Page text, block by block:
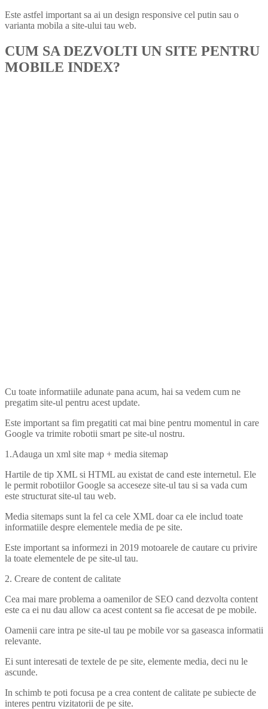
Este astfel important sa ai un design responsive cel putin sau o
varianta mobila a site-ului tau web.
CUM SA DEZVOLTI UN SITE PENTRU
MOBILE INDEX?
Cu toate informatiile adunate pana acum, hai sa vedem cum ne
pregatim site-ul pentru acest update.
Este important sa fim pregatiti cat mai bine pentru momentul in care
Google va trimite robotii smart pe site-ul nostru.
1.Adauga un xml site map + media sitemap
Hartile de tip XML si HTML au existat de cand este internetul. Ele
le permit robotiilor Google sa acceseze site-ul tau si sa vada cum
este structurat site-ul tau web.
Media sitemaps sunt la fel ca cele XML doar ca ele includ toate
informatiile despre elementele media de pe site.
Este important sa informezi in 2019 motoarele de cautare cu privire
la toate elementele de pe site-ul tau.
2. Creare de content de calitate
Cea mai mare problema a oamenilor de SEO cand dezvolta content
este ca ei nu dau allow ca acest content sa fie accesat de pe mobile.
Oamenii care intra pe site-ul tau pe mobile vor sa gaseasca informatii
relevante.
Ei sunt interesati de textele de pe site, elemente media, deci nu le
ascunde.
In schimb te poti focusa pe a crea content de calitate pe subiecte de
interes pentru vizitatorii de pe site.